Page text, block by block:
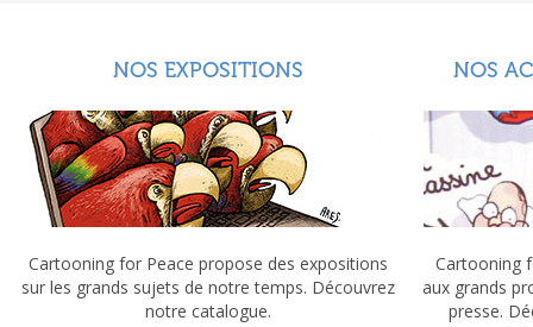
NOS EXPOSITIONS
Cartooning for Peace propose des expositions
sur les grands sujets de notre temps. Découvrez
notre catalogue.
NOS
Cartooning
aux grands
presse.